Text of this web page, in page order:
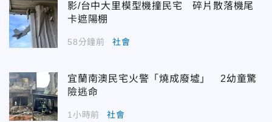
影/台中大里模型機撞民宅 碎片散落機尾
卡遮陽棚
58分鐘前 社會
宜蘭南澳民宅火警「燒成廢墟」 2幼童驚
險逃命
1小時前 社會